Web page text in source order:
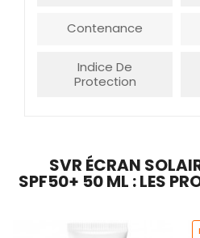
Contenance
Indice De
Protection
SVR ÉCRAN
SPF50+ 50 ML : LES